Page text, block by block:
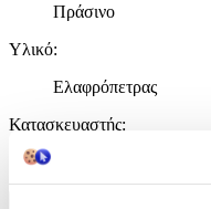
Πράσινο
Υλικό:
Ελαφρόπετρας
Κατασκευαστής: